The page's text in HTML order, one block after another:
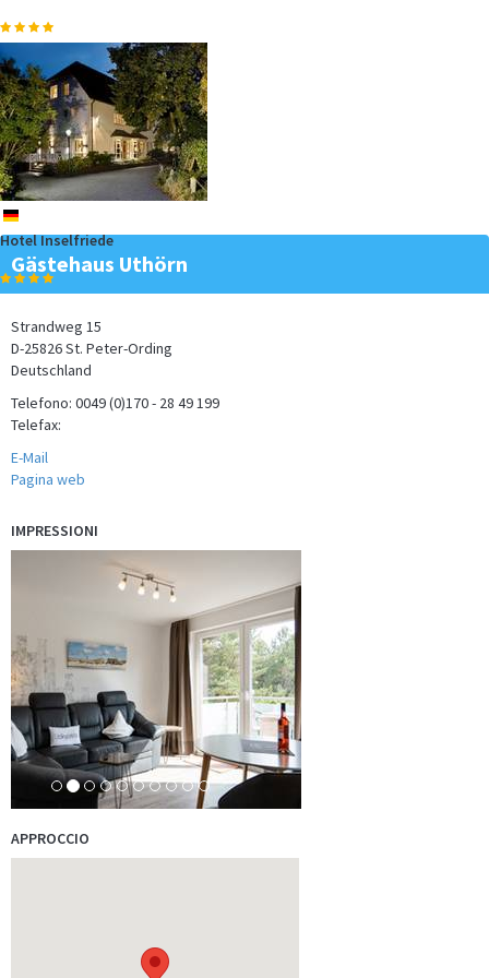
An einem der schönsten Strände der holländischer Nordseeküste
liegt Callantsoog.…mehr
Ferien am Meer anders erleben. Eine der seltenen
Schiffsüberführungen sollten…
Ferien am Meer und Urlaub in den Bergen gleichzeitig? Ist möglich, in
Mögen Sie die roten Nasen? Dann sind Sie bei unserem Ferien am
Meer Partner, dem…mehr
de
Hotel Inselfriede
Gästehaus Uthörn
Strandweg 15
D-25826 St. Peter-Ording
Deutschland
Telefono: 0049 (0)170 - 28 49 199
Telefax:
E-Mail
Pagina web
IMPRESSIONI
APPROCCIO